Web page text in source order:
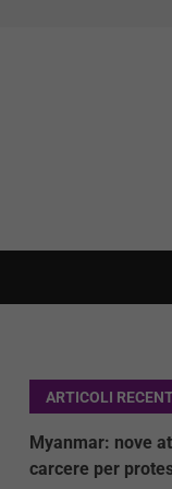
ARTICOLI
Myanmar: nove
carcere per